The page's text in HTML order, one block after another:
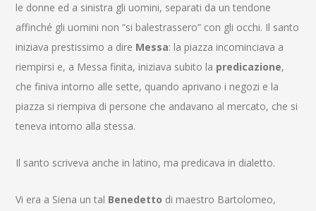
le donne ed a sinistra gli uomini, separati da un tendone
affinché gli uomini non “si balestrassero” con gli occhi. Il santo
iniziava prestissimo a dire Messa: la piazza incominciava a
riempirsi e, a Messa finita, iniziava subito la predicazione,
che finiva intorno alle sette, quando aprivano i negozi e la
piazza si riempiva di persone che andavano al mercato, che si
teneva intorno alla stessa.
Il santo scriveva anche in latino, ma predicava in dialetto.
Vi era a Siena un tal Benedetto di maestro Bartolomeo,